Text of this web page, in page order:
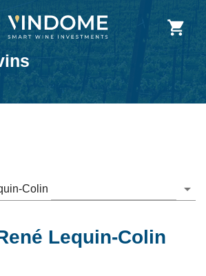
Colin
Lequin-Colin